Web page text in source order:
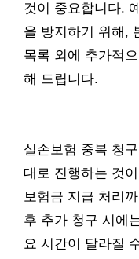
것이 중요합니다.
을 방지하기 위해,
목록 외에 추가적
해 드립니다.
실손보험 중복 청
대로 진행하는 것
보험금 지급 처리
후 추가 청구 시에
요 시간이 달라질